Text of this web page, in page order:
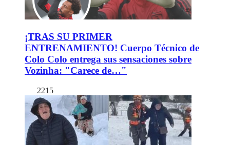
¡TRAS SU PRIMER
ENTRENAMIENTO! Cuerpo Técnico de
Colo Colo entrega sus sensaciones sobre
Vozinha: "Carece de…"
2215